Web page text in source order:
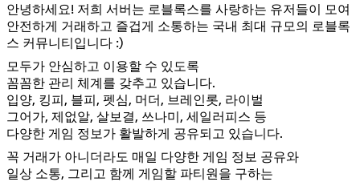
안녕하세요! 저희 서버는 로블록스를 사랑하는 유저들이 모여
안전하게 거래하고 즐겁게 소통하는 국내 최대 규모의 로블록
스 커뮤니티입니다 :)
모두가 안심하고 이용할 수 있도록
꼼꼼한 관리 체계를 갖추고 있습니다.
입양, 킹피, 블피, 펫심, 머더, 브레인롯, 라이벌
그어가, 제없알, 살보결, 쓰나미, 세일러피스 등
다양한 게임 정보가 활발하게 공유되고 있습니다.
꼭 거래가 아니더라도 매일 다양한 게임 정보 공유와
일상 소통, 그리고 함께 게임할 파티원을 구하는